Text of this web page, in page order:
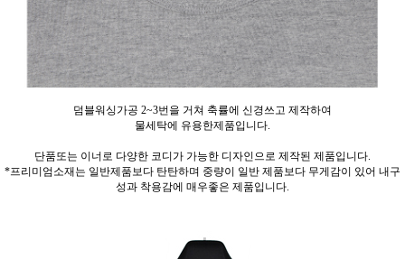
덤블워싱가공 2~3번을 거쳐 축률에 신경쓰고 제작하여
물세탁에 유용한제품입니다.
단품또는 이너로 다양한 코디가 가능한 디자인으로 제작된 제품입니다.
*프리미엄소재는 일반제품보다 탄탄하며 중량이 일반 제품보다 무게감이 있어 내구
성과 착용감에 매우좋은 제품입니다.